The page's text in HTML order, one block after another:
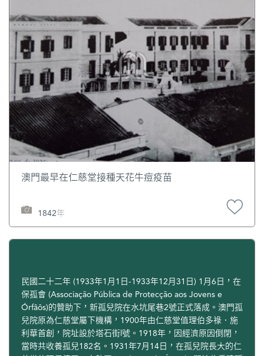
澳門最早在仁慈堂接種天花牛痘疫苗
1842年
民國二十二年 (1933年1月1日-1933年12月31日) 1月6日，在
保孤會 (Associação Pública de Protecção aos Jovens e
Órfâôs)的贊助下，新孤兒院在水坑尾巷2號正式落成。澳門孤
兒院原為仁慈堂屬下機構，1900年由仁慈堂值理伯多祿．施
利華首創，院址設於塔石街l號。1918年，因經濟原因倒閉，
當時共收養孤兒182名。1931年7月14日，在孤兒院長大的仁